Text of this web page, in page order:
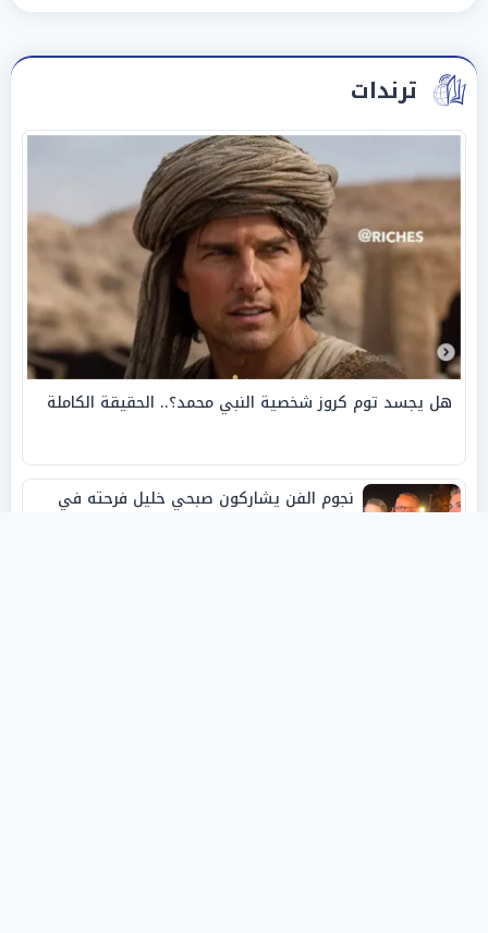
ترندات
هل يجسد توم كروز شخصية النبي محمد؟.. الحقيقة الكاملة
نجوم الفن يشاركون صبحي خليل فرحته في